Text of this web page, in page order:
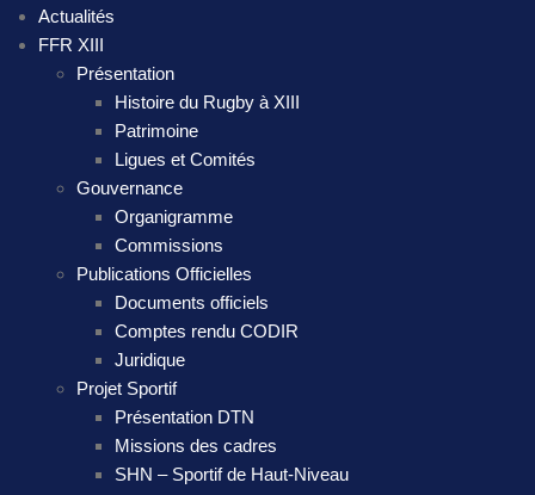
Actualités
FFR XIII
Présentation
Histoire du Rugby à XIII
Patrimoine
Ligues et Comités
Gouvernance
Organigramme
Commissions
Publications Officielles
Documents officiels
Comptes rendu CODIR
Juridique
Projet Sportif
Présentation DTN
Missions des cadres
SHN – Sportif de Haut-Niveau